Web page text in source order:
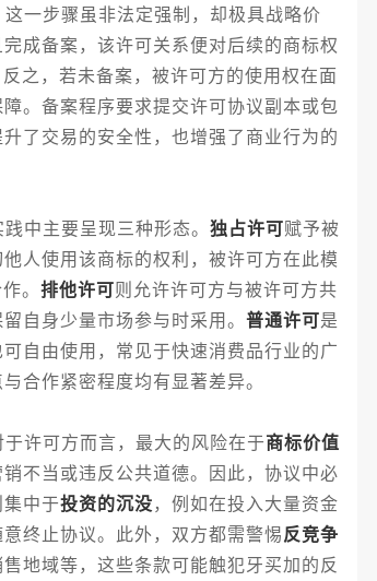
一步骤虽非法定强制，却极具战略价
完成备案，该许可关系便对后续的商标权
之，若未备案，被许可方的使用权在面
。备案程序要求提交许可协议副本或包
了交易的安全性，也增强了商业行为的
中主要呈现三种形态。 独占许可赋予被
人使用该商标的权利，被许可方在此模
。 排他许可则允许许可方与被许可方共
自身少量市场参与时采用。 普通许可是
自由使用，常见于快速消费品行业的广
合作紧密程度均有显著差异。
许可方而言，最大的风险在于商标价值
不当或违反公共道德。因此，协议中必
中于投资的沉没 ，例如在投入大量资金
终止协议。此外，双方都需警惕反竞争
地域等，这些条款可能触犯牙买加的反